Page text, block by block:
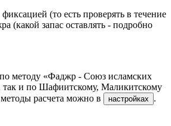
(то есть проверять в течение
(какой запас оставлять - подробно
методу «Фаджр - Союз исламских
и по Шафиитскому, Маликитскому
расчета можно в
настройках .